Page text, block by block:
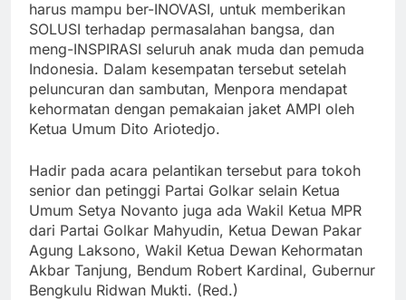
harus mampu ber-INOVASI, untuk memberikan
SOLUSI terhadap permasalahan bangsa, dan
meng-INSPIRASI seluruh anak muda dan pemuda
Indonesia. Dalam kesempatan tersebut setelah
peluncuran dan sambutan, Menpora mendapat
kehormatan dengan pemakaian jaket AMPI oleh
Ketua Umum Dito Ariotedjo.
Hadir pada acara pelantikan tersebut para tokoh
senior dan petinggi Partai Golkar selain Ketua
Umum Setya Novanto juga ada Wakil Ketua MPR
dari Partai Golkar Mahyudin, Ketua Dewan Pakar
Agung Laksono, Wakil Ketua Dewan Kehormatan
Akbar Tanjung, Bendum Robert Kardinal, Gubernur
Bengkulu Ridwan Mukti. (Red.)